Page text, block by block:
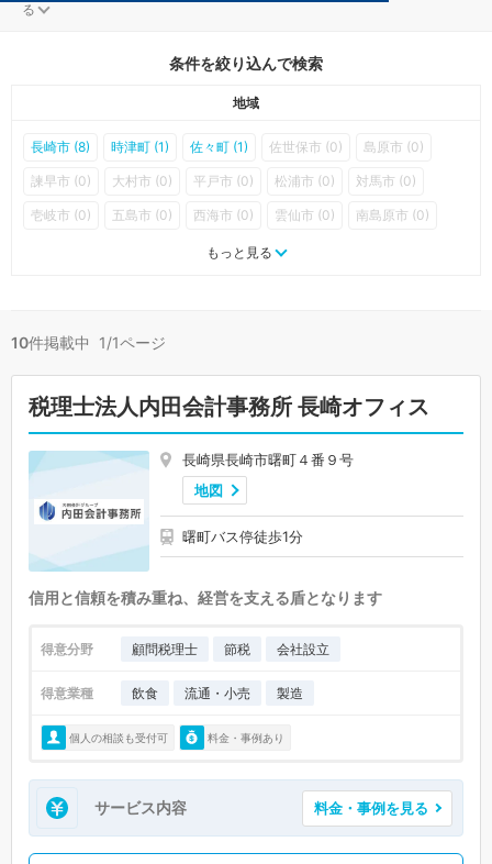
る
条件を絞り込んで検索
地域
長崎市 (8) 時津町 (1) 佐々町 (1) 佐世保市 (0) 島原市 (0)
諫早市 (0) 大村市 (0) 平戸市 (0) 松浦市 (0) 対馬市 (0)
壱岐市 (0) 五島市 (0) 西海市 (0) 雲仙市 (0) 南島原市 (0)
川棚町 (0)
もっと見る
10件掲載中 1/1ページ
税理士法人内田会計事務所 長崎オフィス
長崎県長崎市曙町４番９号
地図
曙町バス停徒歩1分
信用と信頼を積み重ね、経営を支える盾となります
得意分野 顧問税理士 節税 会社設立
得意業種 飲食 流通・小売 製造
個人の相談も受付可 料金・事例あり
サービス内容 料金・事例を見る